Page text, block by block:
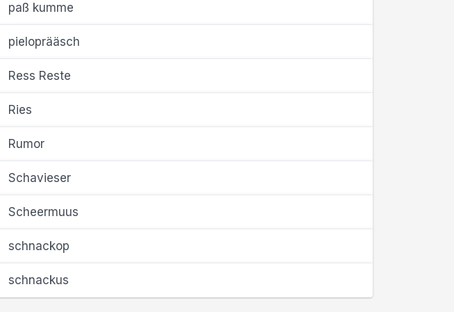
paß kumme
pieloprääsch
Ress Reste
Ries
Rumor
Schavieser
Scheermuus
schnackop
schnackus